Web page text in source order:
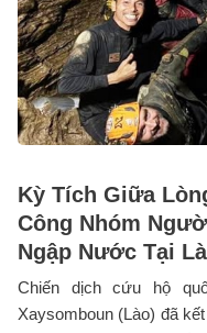
Kỳ Tích Giữa
Công Nhóm
Ngập Nước Tại
Chiến dịch cứu hộ
Xaysomboun (Lào) đã